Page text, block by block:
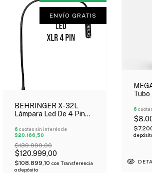
ENVÍO GRATIS
BEHRINGER X-32L
Lámpara Led De 4 Pines
X-32
6 cuotas sin interés de
$20.166,50
$139.999,00
$120.999,00
$108.899,10 con Transferencia
o depósito
6